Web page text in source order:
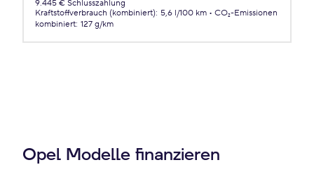
9.445 € Schlusszahlung
Kraftstoffverbrauch (kombiniert): 5,6 l/100 km
CO₂-Emissionen
kombiniert: 127 g/km
Opel Modelle finanzieren